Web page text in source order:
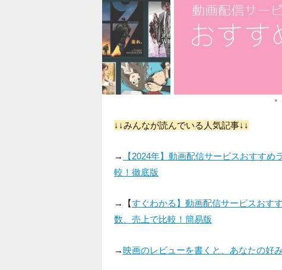
●
↓↓みんなが読んでいる人気記事↓↓
→
【2024年】動画配信サービスおすす
較！徹底版
→【すぐわかる】動画配信サービスおす
数、売上で比較！簡易版
→映画のレビューを書くと、あなたの好